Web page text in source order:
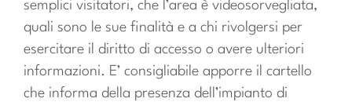
semplici visitatori, che l’area è videosorvegliata,
quali sono le sue finalità e a chi rivolgersi per
esercitare il diritto di accesso o avere ulteriori
informazioni. E’ consigliabile apporre il cartello
che informa della presenza dell’impianto di